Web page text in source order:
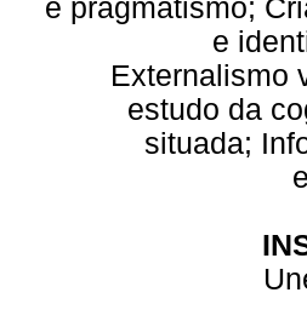
e pragmatismo;
e
Externalismo
estudo da
situada;